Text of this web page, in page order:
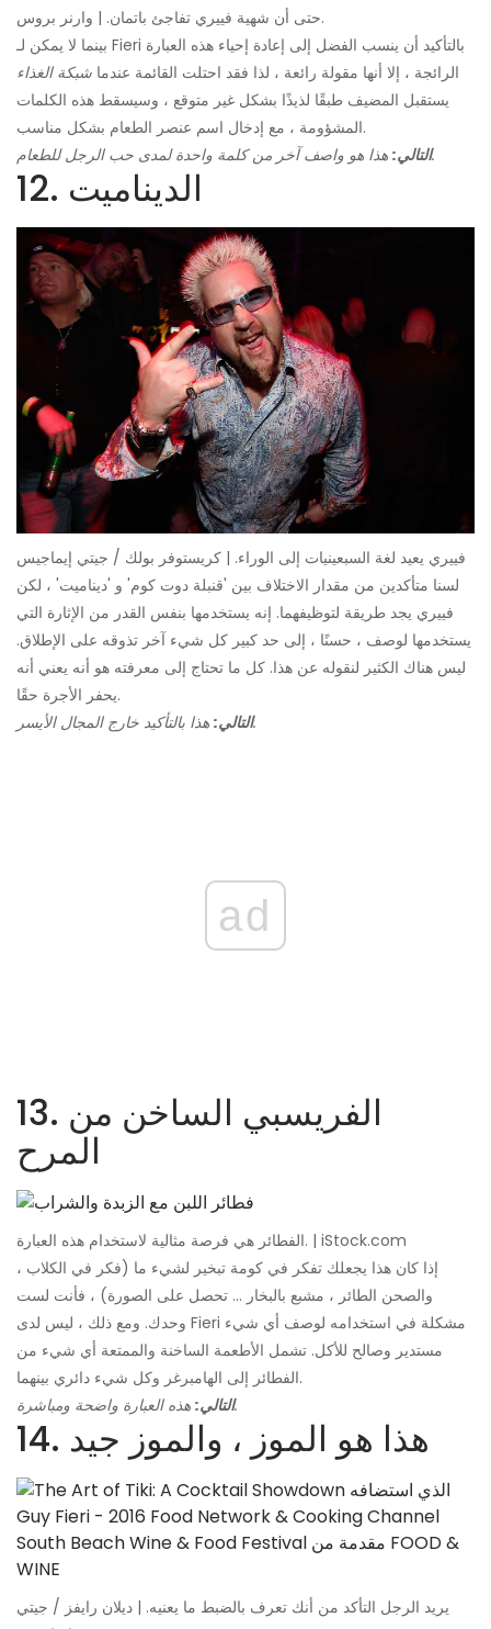
حتى أن شهية فييري تفاجئ باتمان. | وارنر بروس.
بينما لا يمكن لـ Fieri بالتأكيد أن ينسب الفضل إلى إعادة إحياء هذه العبارة
الرائجة ، إلا أنها مقولة رائعة ، لذا فقد احتلت القائمة عندما شبكة الغذاء
يستقبل المضيف طبقًا لذيذًا بشكل غير متوقع ، وسيسقط هذه الكلمات
المشؤومة ، مع إدخال اسم عنصر الطعام بشكل مناسب.
التالي:هذا هو واصف آخر من كلمة واحدة لمدى حب الرجل للطعام.
12. الديناميت
فييري يعيد لغة السبعينيات إلى الوراء. | كريستوفر بولك / جيتي إيماجيس
لسنا متأكدين من مقدار الاختلاف بين 'قنبلة دوت كوم' و 'ديناميت' ، لكن
فييري يجد طريقة لتوظيفهما. إنه يستخدمها بنفس القدر من الإثارة التي
يستخدمها لوصف ، حسنًا ، إلى حد كبير كل شيء آخر تذوقه على الإطلاق.
ليس هناك الكثير لنقوله عن هذا. كل ما تحتاج إلى معرفته هو أنه يعني أنه
يحفر الأجرة حقًا.
التالي:هذا بالتأكيد خارج المجال الأيسر.
ad
13. الفريسبي الساخن من
المرح
الفطائر هي فرصة مثالية لاستخدام هذه العبارة. | iStock.com
إذا كان هذا يجعلك تفكر في كومة تبخير لشيء ما (فكر في الكلاب ،
والصحن الطائر ، مشبع بالبخار ... تحصل على الصورة) ، فأنت لست
وحدك. ومع ذلك ، ليس لدى Fieri مشكلة في استخدامه لوصف أي شيء
مستدير وصالح للأكل. تشمل الأطعمة الساخنة والممتعة أي شيء من
الفطائر إلى الهامبرغر وكل شيء دائري بينهما.
التالي:هذه العبارة واضحة ومباشرة.
14. هذا هو الموز ، والموز جيد
يريد الرجل التأكد من أنك تعرف بالضبط ما يعنيه. | ديلان رايفز / جيتي